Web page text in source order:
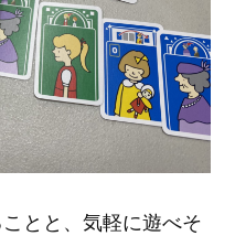
とと、気軽に遊べそ